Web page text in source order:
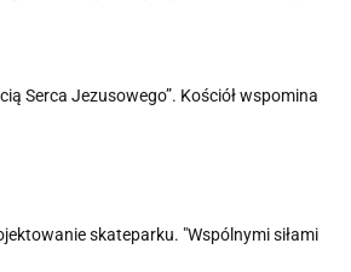
Serca Jezusowego”. Kościół wspomina
skateparku. "Wspólnymi siłami